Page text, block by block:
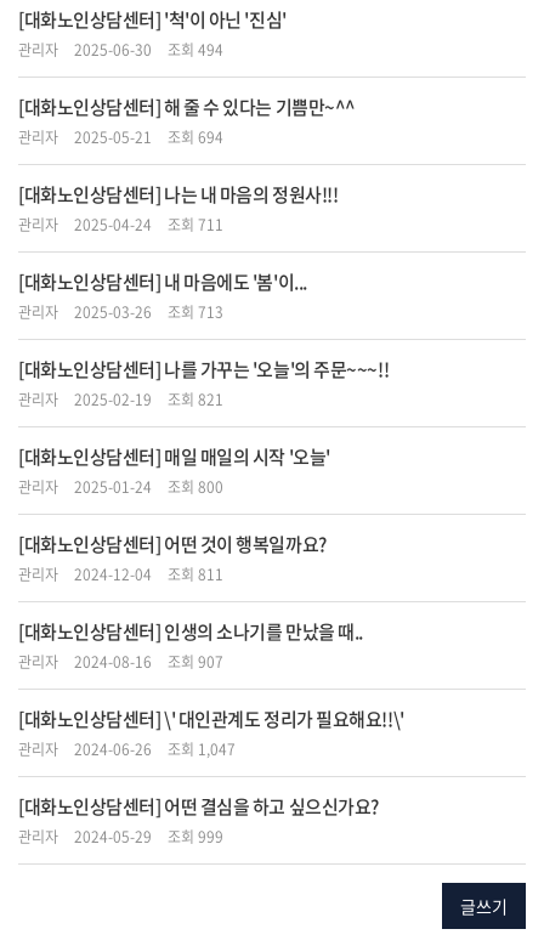
[대화노인상담센터] '척'이 아닌 '진심'
관리자 2025-06-30 조회 494
[대화노인상담센터] 해 줄 수 있다는 기쁨만~^^
관리자 2025-05-21 조회 694
[대화노인상담센터] 나는 내 마음의 정원사!!!
관리자 2025-04-24 조회 711
[대화노인상담센터] 내 마음에도 '봄'이...
관리자 2025-03-26 조회 713
[대화노인상담센터] 나를 가꾸는 '오늘'의 주문~~~!!
관리자 2025-02-19 조회 821
[대화노인상담센터] 매일 매일의 시작 '오늘'
관리자 2025-01-24 조회 800
[대화노인상담센터] 어떤 것이 행복일까요?
관리자 2024-12-04 조회 811
[대화노인상담센터] 인생의 소나기를 만났을 때..
관리자 2024-08-16 조회 907
[대화노인상담센터] \' 대인관계도 정리가 필요해요!!\'
관리자 2024-06-26 조회 1,047
[대화노인상담센터] 어떤 결심을 하고 싶으신가요?
관리자 2024-05-29 조회 999
글쓰기